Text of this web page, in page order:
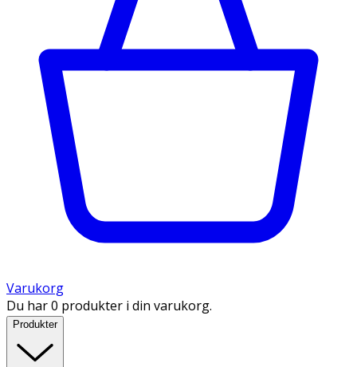
Varukorg
Du har 0 produkter i din varukorg.
Produkter